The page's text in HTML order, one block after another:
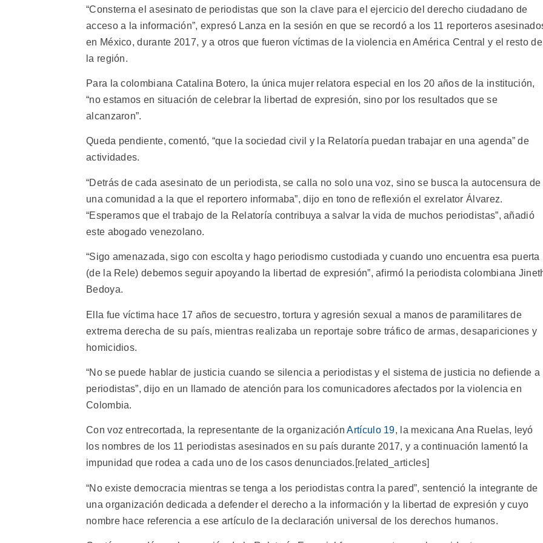
“Consterna el asesinato de periodistas que son la clave para el ejercicio del derecho ciudadano de
acceso a la información”, expresó Lanza en la sesión en que se recordó a los 11 reporteros
en México, durante 2017, y a otros que fueron víctimas de la violencia en América Central y el resto de
la región.
Para la colombiana Catalina Botero, la única mujer relatora especial en los 20 años de la institución,
“no estamos en situación de celebrar la libertad de expresión, sino por los resultados que se
alcanzaron”.
Queda pendiente, comentó, “que la sociedad civil y la Relatoría puedan trabajar en una agenda” de
actividades.
“Detrás de cada asesinato de un periodista, se calla no solo una voz, sino se busca la autocensura de
una comunidad a la que el reportero informaba”, dijo en tono de reflexión el exrelator Álvarez.
“Esperamos que el trabajo de la Relatoría contribuya a salvar la vida de muchos periodistas”, añadió
este abogado venezolano.
“Sigo amenazada, sigo con escolta y hago periodismo custodiada y cuando uno encuentra esa puerta
(de la Rele) debemos seguir apoyando la libertad de expresión”, afirmó la periodista colombiana
Bedoya.
Ella fue víctima hace 17 años de secuestro, tortura y agresión sexual a manos de paramilitares de
extrema derecha de su país, mientras realizaba un reportaje sobre tráfico de armas, desapariciones y
homicidios.
“No se puede hablar de justicia cuando se silencia a periodistas y el sistema de justicia no defiende a
periodistas”, dijo en un llamado de atención para los comunicadores afectados por la violencia en
Colombia.
Con voz entrecortada, la representante de la organizaciónArtículo 19, la mexicana Ana Ruelas, leyó
los nombres de los 11 periodistas asesinados en su país durante 2017, y a continuación lamentó la
impunidad que rodea a cada uno de los casos denunciados.[related_articles]
“No existe democracia mientras se tenga a los periodistas contra la pared”, sentenció la integrante de
una organización dedicada a defender el derecho a la información y la libertad de expresión y cuyo
nombre hace referencia a ese artículo de la declaración universal de los derechos humanos.